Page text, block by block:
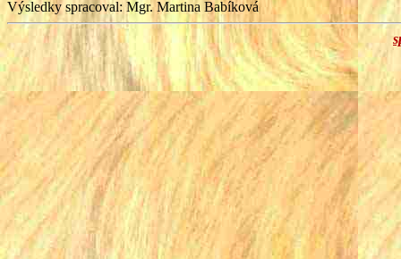
Výsledky spracoval: Mgr. Martina Babíková